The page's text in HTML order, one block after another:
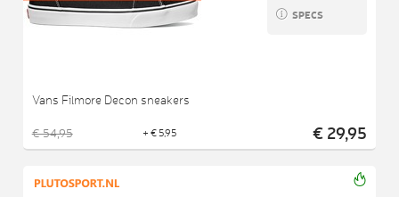
SPECS
Vans Filmore Decon sneakers
€ 54,95 + € 5,95 € 29,95